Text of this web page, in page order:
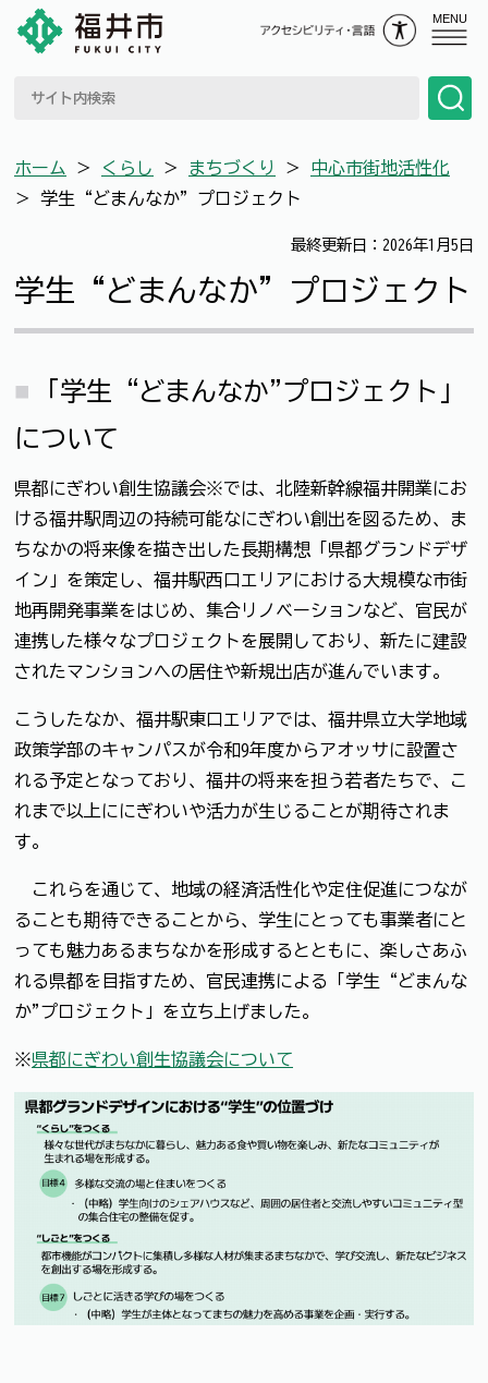
MENU
ホーム ＞ くらし ＞ まちづくり ＞ 中心市街地活性化
＞ 学生“どまんなか”プロジェクト
最終更新日：2026年1月5日
学生“どまんなか”プロジェクト
「学生“どまんなか"プロジェクト」
について
県都にぎわい創生協議会※では、北陸新幹線福井開業にお
ける福井駅周辺の持続可能なにぎわい創出を図るため、ま
ちなかの将来像を描き出した長期構想「県都グランドデザ
イン」を策定し、福井駅西口エリアにおける大規模な市街
地再開発事業をはじめ、集合リノベーションなど、官民が
連携した様々なプロジェクトを展開しており、新たに建設
されたマンションへの居住や新規出店が進んでいます。
こうしたなか、福井駅東口エリアでは、福井県立大学地域
政策学部のキャンパスが令和9年度からアオッサに設置さ
れる予定となっており、福井の将来を担う若者たちで、こ
れまで以上ににぎわいや活力が生じることが期待されま
す。
これらを通じて、地域の経済活性化や定住促進につなが
ることも期待できることから、学生にとっても事業者にと
っても魅力あるまちなかを形成するとともに、楽しさあふ
れる県都を目指すため、官民連携による「学生“どまんな
か"プロジェクト」を立ち上げました。
※県都にぎわい創生協議会について